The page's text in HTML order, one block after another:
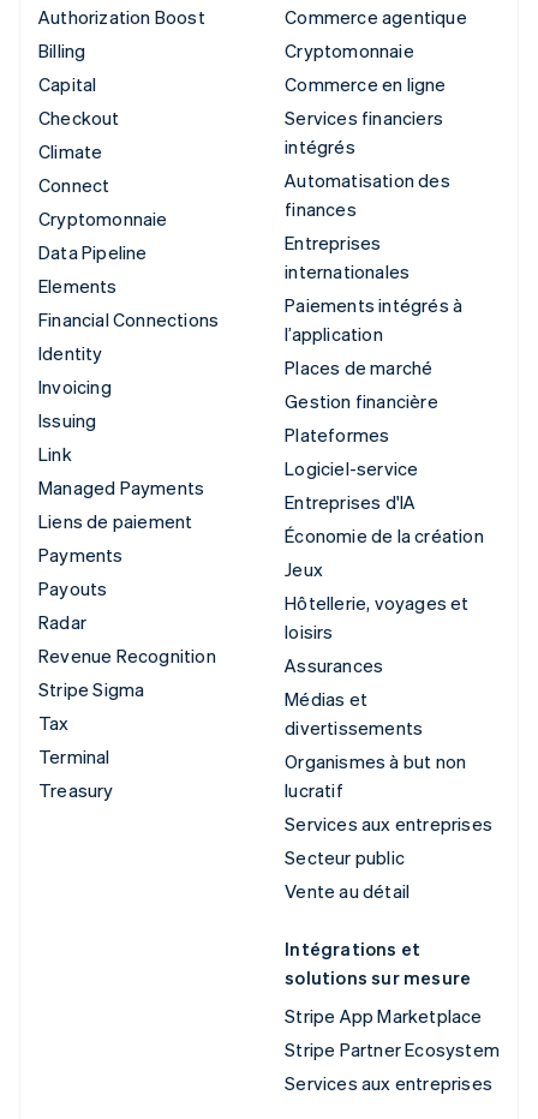
Authorization Boost
Billing
Capital
Checkout
Climate
Connect
Cryptomonnaie
Data Pipeline
Elements
Financial Connections
Identity
Invoicing
Issuing
Link
Managed Payments
Liens de paiement
Payments
Payouts
Radar
Revenue Recognition
Stripe Sigma
Tax
Terminal
Treasury
Commerce agentique
Cryptomonnaie
Commerce en ligne
Services financiers
intégrés
Automatisation des
finances
Entreprises
internationales
Paiements intégrés à
l’application
Places de marché
Gestion financière
Plateformes
Logiciel-service
Entreprises d'IA
Économie de la création
Jeux
Hôtellerie, voyages et
loisirs
Assurances
Médias et
divertissements
Organismes à but non
lucratif
Services aux entreprises
Secteur public
Vente au détail
Intégrations et
solutions sur mesure
Stripe App Marketplace
Stripe Partner Ecosystem
Services aux entreprises